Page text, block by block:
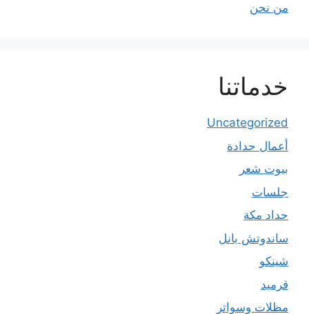
من نحن
خدماتنا
Uncategorized
أعمال حدادة
بيوت شعر
جلسات
حداد مكة
ساندوتش بانل
شينكو
قرميد
مظلات وسواتر